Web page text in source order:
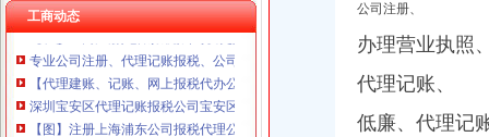
工商动态
【长沙工商注册,记账报税,公司变更,年检等服务】-天心南湖路易
专业公司注册、代理记账报税、公司变更、注销、年报【今日推荐网-
【代理建账、记账、网上报税代办公司注册、变更注销】-青秀新竹易
深圳宝安区代理记账报税公司宝安区财务
【图】注册上海浦东公司报税代理公司-上海浦东会计/审计-分类168信
公司报税,企业报税,小规模报税,零报税,-舟山58同城
公司注册、
办理营业执照
代理记账、
低廉、 代理记